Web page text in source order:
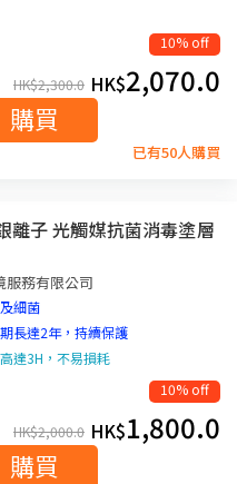
10% off
HK$2,300.0 HK$2,070.0
購買
已有50人購買
離子 光觸媒抗菌消毒塗層
服務有限公司
細菌
長達2年，持續保護
達3H，不易損耗
10% off
HK$2,000.0 HK$1,800.0
購買